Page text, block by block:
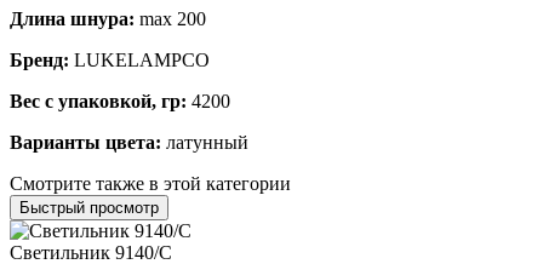
Длина шнура: max 200
Бренд: LUKELAMPCO
Вес с упаковкой, гр: 4200
Варианты цвета: латунный
Смотрите также в этой категории
Быстрый просмотр
Светильник 9140/C